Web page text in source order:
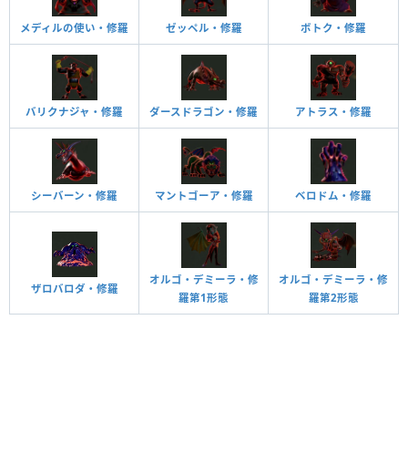
メディルの使い・修羅 ゼッペル・修羅 ボトク・修羅
バリクナジャ・修羅 ダースドラゴン・修羅 アトラス・修羅
シーバーン・修羅 マントゴーア・修羅 ベロドム・修羅
ザロバロダ・修羅
オルゴ・デミーラ・修
羅第1形態
オルゴ・デミーラ・修
羅第2形態